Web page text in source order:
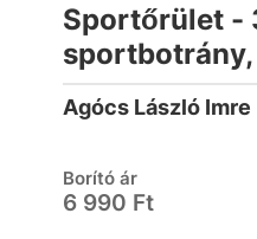
Sportőrület -
eldobod az
Agócs László Imre
Borító ár
6 990 Ft